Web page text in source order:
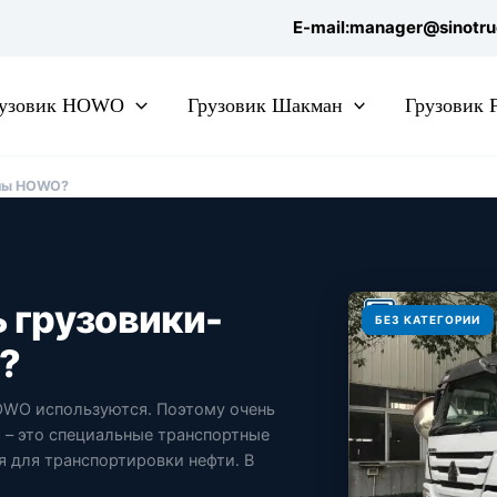
E-
HOWO Грузовик Шакман Грузовик
HOWO?
используются. Поэтому очень
это специальные транспортные
для транспортировки нефти. В
БЕЗ КАТЕГОРИИ